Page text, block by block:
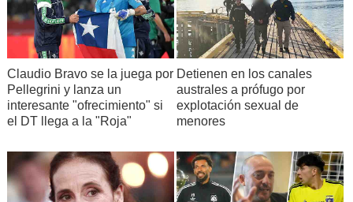
Claudio Bravo se la juega por
Pellegrini y lanza un
interesante "ofrecimiento" si
el DT llega a la "Roja"
Detienen en los canales
australes a prófugo por
explotación sexual de
menores